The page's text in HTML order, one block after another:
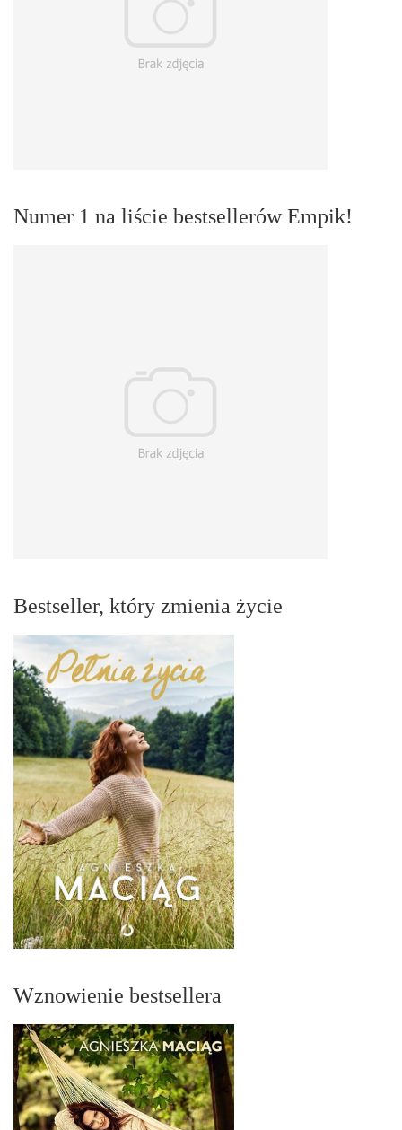
Numer 1 na liście bestsellerów Empik!
Bestseller, który zmienia życie
Wznowienie bestsellera